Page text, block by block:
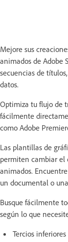
Mejore sus
animados de Adobe
secuencias de
datos.
Optimiza tu flujo de
fácilmente
como Adobe
Las plantillas de
permiten cambiar el
animados.
un documental o
Busque fácilmente
según lo que
Tercios inferiores